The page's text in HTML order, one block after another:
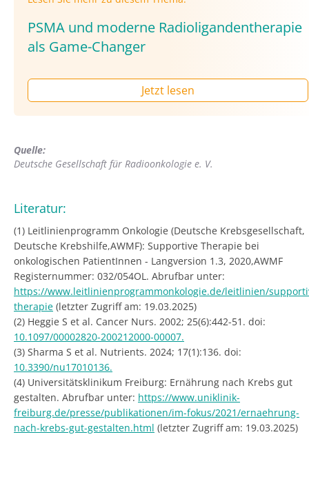
PSMA und moderne Radioligandentherapie
als Game-Changer
Jetzt lesen
Quelle:
Deutsche Gesellschaft für Radioonkologie e. V.
Literatur:
(1) Leitlinienprogramm Onkologie (Deutsche Krebsgesellschaft,
Deutsche Krebshilfe,AWMF): Supportive Therapie bei
onkologischen PatientInnen - Langversion 1.3, 2020,AWMF
Registernummer: 032/054OL. Abrufbar unter:
https://www.leitlinienprogrammonkologie.de/leitlinien/
therapie (letzter Zugriff am: 19.03.2025)
(2) Heggie S et al. Cancer Nurs. 2002; 25(6):442-51. doi:
10.1097/00002820-200212000-00007.
(3) Sharma S et al. Nutrients. 2024; 17(1):136. doi:
10.3390/nu17010136.
(4) Universitätsklinikum Freiburg: Ernährung nach Krebs gut
gestalten. Abrufbar unter: https://www.uniklinik-
freiburg.de/presse/publikationen/im-fokus/2021/ernaehrung-
nach-krebs-gut-gestalten.html (letzter Zugriff am: 19.03.2025)